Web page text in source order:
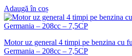
Adaugă în coș
Motor uz general 4 timpi pe benzina
Germania – 208cc – 7,5CP